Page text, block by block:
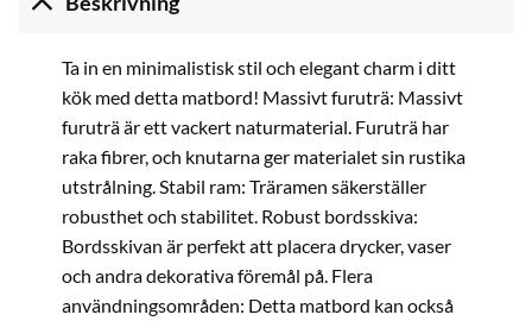
Ta in en minimalistisk stil och elegant charm i ditt
kök med detta matbord! Massivt furuträ: Massivt
furuträ är ett vackert naturmaterial. Furuträ har
raka fibrer, och knutarna ger materialet sin rustika
utstrålning. Stabil ram: Träramen säkerställer
robusthet och stabilitet. Robust bordsskiva:
Bordsskivan är perfekt att placera drycker, vaser
och andra dekorativa föremål på. Flera
användningsområden: Detta matbord kan också